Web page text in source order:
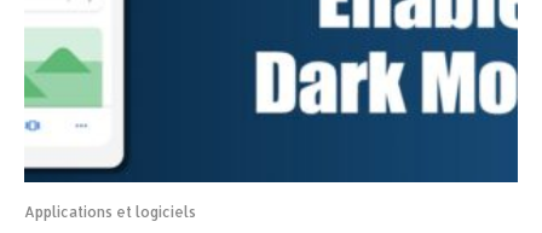
Applications et logiciels